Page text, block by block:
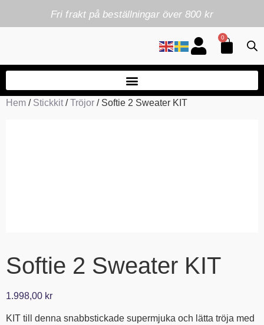
Fri frakt på beställningar över 800 kr
0
Hem / Stickkit /Tröjor / Softie 2 Sweater KIT
Softie 2 Sweater KIT
1.998,00 kr
KIT till denna snabbstickade supermjuka och lätta tröja med